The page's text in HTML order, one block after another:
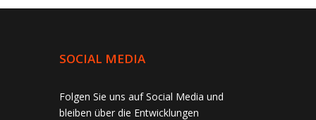
SOCIAL MEDIA
Folgen Sie uns auf Social Media und
bleiben über die Entwicklungen